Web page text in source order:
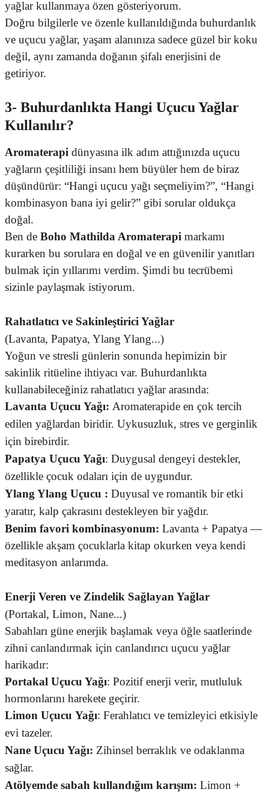
yağlar kullanmaya özen gösteriyorum.
Doğru bilgilerle ve özenle kullanıldığında buhurdanlık
ve uçucu yağlar, yaşam alanınıza sadece güzel bir koku
değil, aynı zamanda doğanın şifalı enerjisini de
getiriyor.
3- Buhurdanlıkta Hangi Uçucu Yağlar
Kullanılır?
Aromaterapi dünyasına ilk adım attığınızda uçucu
yağların çeşitliliği insanı hem büyüler hem de biraz
düşündürür: “Hangi uçucu yağı seçmeliyim?”, “Hangi
kombinasyon bana iyi gelir?” gibi sorular oldukça
doğal.
Ben de Boho Mathilda Aromaterapi markamı
kurarken bu sorulara en doğal ve en güvenilir yanıtları
bulmak için yıllarımı verdim. Şimdi bu tecrübemi
sizinle paylaşmak istiyorum.
Rahatlatıcı ve Sakinleştirici Yağlar
(Lavanta, Papatya, Ylang Ylang...)
Yoğun ve stresli günlerin sonunda hepimizin bir
sakinlik ritüeline ihtiyacı var. Buhurdanlıkta
kullanabileceğiniz rahatlatıcı yağlar arasında:
Lavanta Uçucu Yağı: Aromaterapide en çok tercih
edilen yağlardan biridir. Uykusuzluk, stres ve gerginlik
için birebirdir.
Papatya Uçucu Yağı: Duygusal dengeyi destekler,
özellikle çocuk odaları için de uygundur.
Ylang Ylang Uçucu : Duyusal ve romantik bir etki
yaratır, kalp çakrasını destekleyen bir yağdır.
Benim favori kombinasyonum: Lavanta + Papatya —
özellikle akşam çocuklarla kitap okurken veya kendi
meditasyon anlarımda.
Enerji Veren ve Zindelik Sağlayan Yağlar
(Portakal, Limon, Nane...)
Sabahları güne enerjik başlamak veya öğle saatlerinde
zihni canlandırmak için canlandırıcı uçucu yağlar
harikadır:
Portakal Uçucu Yağı: Pozitif enerji verir, mutluluk
hormonlarını harekete geçirir.
Limon Uçucu Yağı: Ferahlatıcı ve temizleyici etkisiyle
evi tazeler.
Nane Uçucu Yağı: Zihinsel berraklık ve odaklanma
sağlar.
Atölyemde sabah kullandığım karışım: Limon +